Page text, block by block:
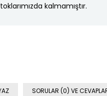
kalmamıştır.
SORULAR (0) VE